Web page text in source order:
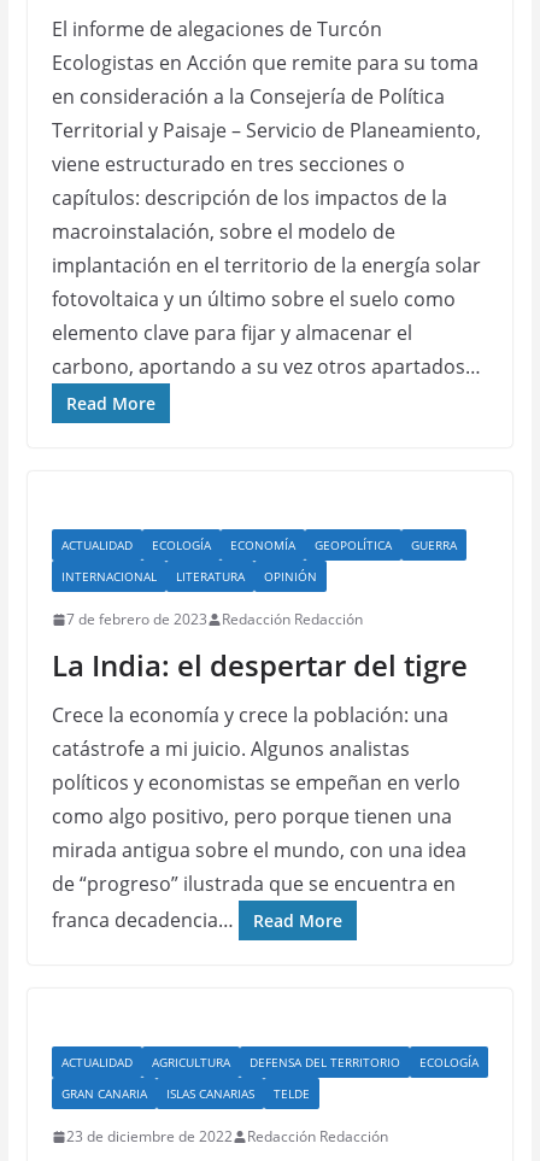
El informe de alegaciones de Turcón
Ecologistas en Acción que remite para su toma
en consideración a la Consejería de Política
Territorial y Paisaje – Servicio de Planeamiento,
viene estructurado en tres secciones o
capítulos: descripción de los impactos de la
macroinstalación, sobre el modelo de
implantación en el territorio de la energía solar
fotovoltaica y un último sobre el suelo como
elemento clave para fijar y almacenar el
carbono, aportando a su vez otros apartados…
Read More
ACTUALIDAD ECOLOGÍA ECONOMÍA GEOPOLÍTICA
GUERRA
INTERNACIONAL
LITERATURA OPINIÓN
7 de febrero de 2023 Redacción Redacción
La India: el despertar del tigre
Crece la economía y crece la población: una
catástrofe a mi juicio. Algunos analistas
políticos y economistas se empeñan en verlo
como algo positivo, pero porque tienen una
mirada antigua sobre el mundo, con una idea
de “progreso” ilustrada que se encuentra en
franca decadencia…
Read More
ACTUALIDAD AGRICULTURA DEFENSA DEL TERRITORIO
ECOLOGÍA
GRAN CANARIA
ISLAS CANARIAS TELDE
23 de diciembre de 2022 Redacción Redacción